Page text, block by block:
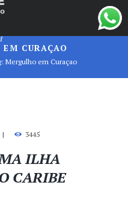
CURAÇAO
Mergulho em Curaçao
3445
ILHA
CARIBE